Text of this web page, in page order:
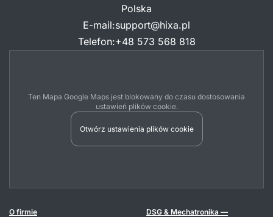
Polska
E-mail:support@hixa.pl
Telefon:+48 573 568 818
Ten Mapa Google Maps jest blokowany do czasu dostosowania
ustawień plików cookie.
Otwórz ustawienia plików cookie
O firmie
DSG & Mechatronika —